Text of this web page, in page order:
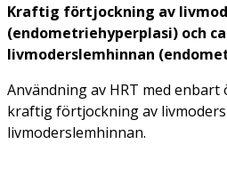
Kraftig förtjockning av
(endometriehyperplasi) och
livmoderslemhinnan
Användning av HRT med
kraftig förtjockning av
livmoderslemhinnan.